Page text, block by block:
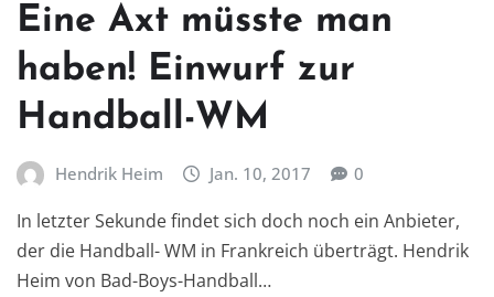
Eine Axt müsste man
haben! Einwurf zur
Handball-WM
Hendrik Heim Jan. 10, 2017 0
In letzter Sekunde findet sich doch noch ein Anbieter,
der die Handball- WM in Frankreich überträgt. Hendrik
Heim von Bad-Boys-Handball…